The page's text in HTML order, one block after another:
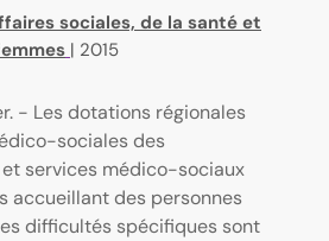
sociales, de la santé et
| 2015
- Les dotations régionales
sociales des
services médico-sociaux
accueillant des personnes
difficultés spécifiques sont